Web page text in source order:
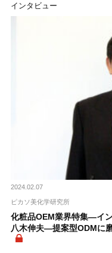
インタビュー
2024.02.07
ピカソ美化学研究所
化粧品OEM業界特集―イ
八木伸夫―提案型ODMに